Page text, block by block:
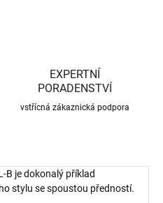
EXPERTNÍ
PORADENSTVÍ
vstřícná zákaznická podpora
B je dokonalý příklad
stylu se spoustou předností.